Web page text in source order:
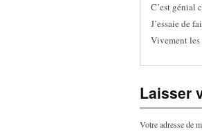
C’est génial
J’essaie de
Vivement les
Laisser
Votre adresse de